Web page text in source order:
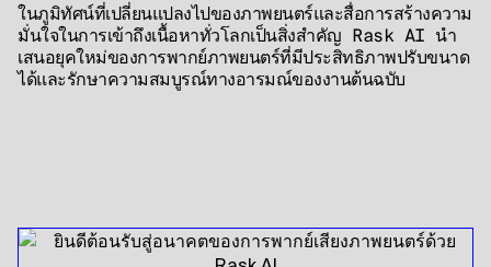
ในภูมิทัศน์ที่เปลี่ยนแปลงไปของภาพยนตร์และสื่อการสร้างความ
มั่นใจในการเข้าถึงเนื้อหาทั่วโลกเป็นสิ่งสําคัญ Rask AI นํา
เสนอยุคใหม่ของการพากย์ภาพยนตร์ที่มีประสิทธิภาพปรับขนาด
ได้และรักษาความสมบูรณ์ทางอารมณ์ของงานต้นฉบับ